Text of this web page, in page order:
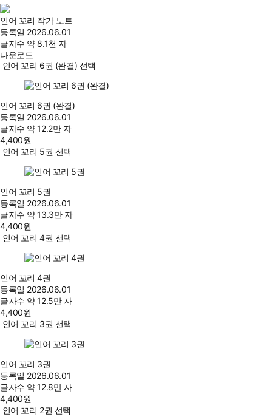
인어 꼬리 작가 노트
등록일 2026.06.01
글자수 약 8.1천 자
다운로드
인어 꼬리 6권 (완결) 선택
인어 꼬리 6권 (완결)
등록일 2026.06.01
글자수 약 12.2만 자
4,400원
인어 꼬리 5권 선택
인어 꼬리 5권
등록일 2026.06.01
글자수 약 13.3만 자
4,400원
인어 꼬리 4권 선택
인어 꼬리 4권
등록일 2026.06.01
글자수 약 12.5만 자
4,400원
인어 꼬리 3권 선택
인어 꼬리 3권
등록일 2026.06.01
글자수 약 12.8만 자
4,400원
인어 꼬리 2권 선택